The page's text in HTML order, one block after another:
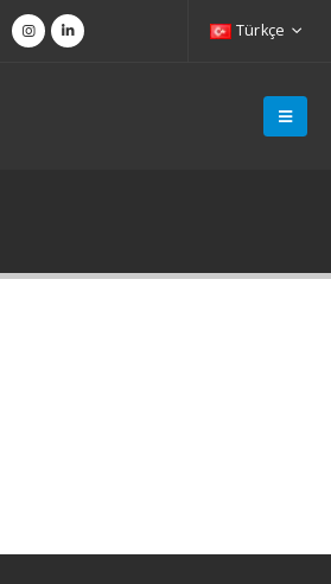
Türkçe